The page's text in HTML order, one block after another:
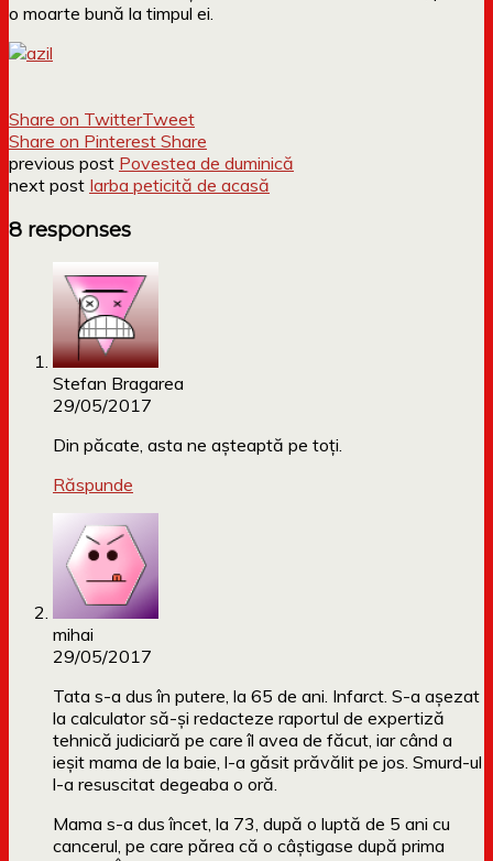
o moarte bună la timpul ei.
Share on TwitterTweet
Share on Pinterest Share
previous post Povestea de duminică
next post Iarba peticită de acasă
8 responses
Stefan Bragarea
29/05/2017
Din păcate, asta ne așteaptă pe toți.
Răspunde
mihai
29/05/2017
Tata s-a dus în putere, la 65 de ani. Infarct. S-a așezat
la calculator să-și redacteze raportul de expertiză
tehnică judiciară pe care îl avea de făcut, iar când a
ieșit mama de la baie, l-a găsit prăvălit pe jos. Smurd-ul
l-a resuscitat degeaba o oră.
Mama s-a dus încet, la 73, după o luptă de 5 ani cu
cancerul, pe care părea că o câștigase după prima